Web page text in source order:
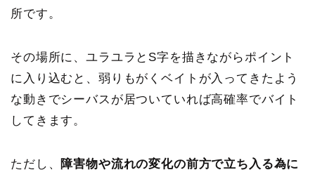
所です。
その場所に、ユラユラとS字を描きながらポイント
に入り込むと、弱りもがくベイトが入ってきたよう
な動きでシーバスが居ついていれば高確率でバイト
してきます。
ただし、 障害物や流れの変化の前方で立ち入る為に